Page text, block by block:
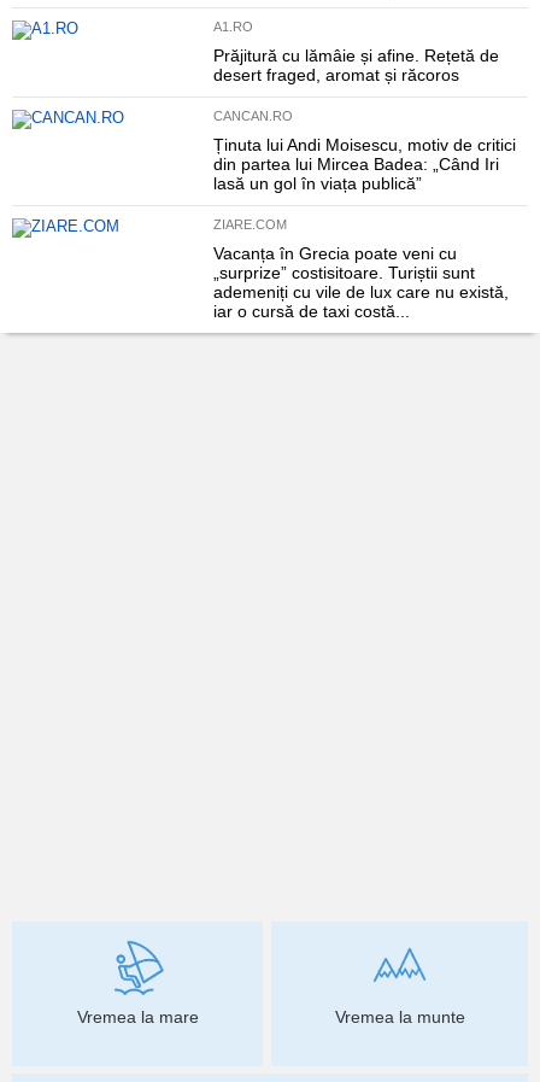
A1.RO
Prăjitură cu lămâie și afine. Rețetă de
desert fraged, aromat și răcoros
CANCAN.RO
Ținuta lui Andi Moisescu, motiv de critici
din partea lui Mircea Badea: „Când Iri
lasă un gol în viața publică”
ZIARE.COM
Vacanța în Grecia poate veni cu
„surprize” costisitoare. Turiștii sunt
ademeniți cu vile de lux care nu există,
iar o cursă de taxi costă...
Vremea la mare Vremea la munte